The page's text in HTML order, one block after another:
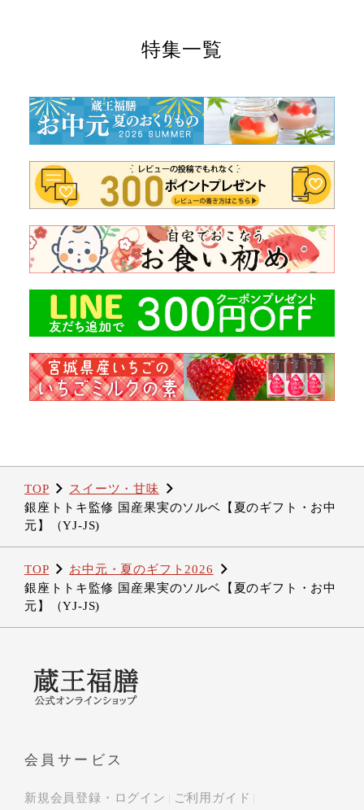
特集一覧
TOP
スイーツ・甘味
銀座トトキ監修 国産果実のソルベ【夏のギフト・お中
元】（YJ-JS)
TOP
お中元・夏のギフト2026
銀座トトキ監修 国産果実のソルベ【夏のギフト・お中
元】（YJ-JS)
会員サービス
新規会員登録・ログイン ご利用ガイド